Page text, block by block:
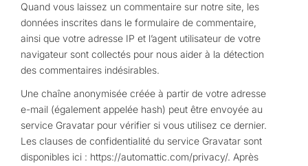
Quand vous laissez un commentaire sur notre site, les
données inscrites dans le formulaire de commentaire,
ainsi que votre adresse IP et l’agent utilisateur de votre
navigateur sont collectés pour nous aider à la détection
des commentaires indésirables.
Une chaîne anonymisée créée à partir de votre adresse
e-mail (également appelée hash) peut être envoyée au
service Gravatar pour vérifier si vous utilisez ce dernier.
Les clauses de confidentialité du service Gravatar sont
disponibles ici : https://automattic.com/privacy/. Après